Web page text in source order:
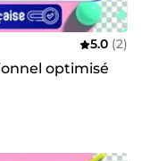
5.0 (2)
optimisé